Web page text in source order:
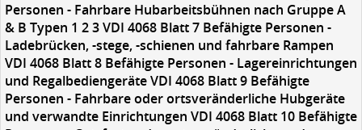
Personen - Fahrbare Hubarbeitsbühnen nach Gruppe A
& B Typen 1 2 3 VDI 4068 Blatt 7 Befähigte Personen -
Ladebrücken, -stege, -schienen und fahrbare Rampen
VDI 4068 Blatt 8 Befähigte Personen - Lagereinrichtungen
und Regalbediengeräte VDI 4068 Blatt 9 Befähigte
Personen - Fahrbare oder ortsveränderliche Hubgeräte
und verwandte Einrichtungen VDI 4068 Blatt 10 Befähigte